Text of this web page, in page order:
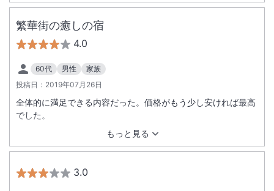
繁華街の癒しの宿
4.0
60代 男性
家族
投稿日： 2019年07月26日
もっと見る
全体的に満足できる内容だった。価格がもう少し安ければ最高
でした。
3.0